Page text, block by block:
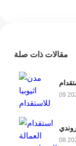
مقالات ذات صلة